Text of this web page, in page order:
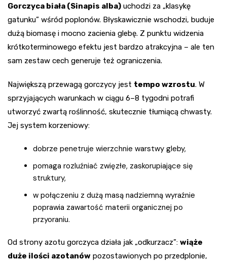
Gorczyca biała (Sinapis alba) uchodzi za „klasykę
gatunku” wśród poplonów. Błyskawicznie wschodzi, buduje
dużą biomasę i mocno zacienia glebę. Z punktu widzenia
krótkoterminowego efektu jest bardzo atrakcyjna – ale ten
sam zestaw cech generuje też ograniczenia.
Największą przewagą gorczycy jest tempo wzrostu. W
sprzyjających warunkach w ciągu 6–8 tygodni potrafi
utworzyć zwartą roślinność, skutecznie tłumiącą chwasty.
Jej system korzeniowy:
dobrze penetruje wierzchnie warstwy gleby,
pomaga rozluźniać zwięzłe, zaskorupiające się
struktury,
w połączeniu z dużą masą nadziemną wyraźnie
poprawia zawartość materii organicznej po
przyoraniu.
Od strony azotu gorczyca działa jak „odkurzacz”: wiąże
duże ilości azotanów pozostawionych po przedplonie,